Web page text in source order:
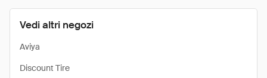
Vedi altri negozi
Aviya
Discount Tire